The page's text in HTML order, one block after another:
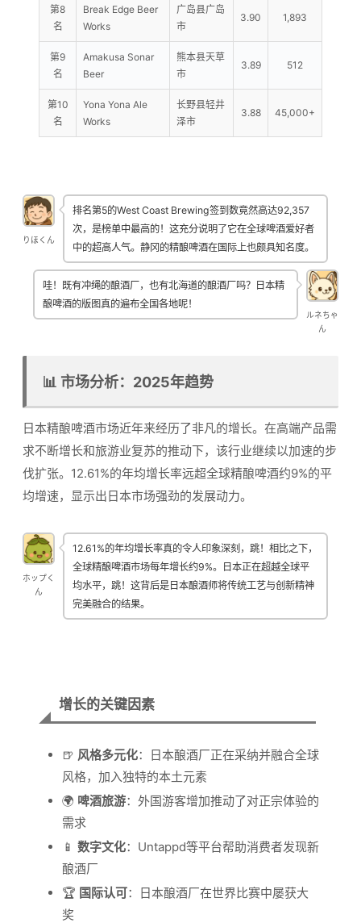
第8
名
Break Edge Beer
Works
广岛县广岛
市
3.90 1,893
第9
名
Amakusa Sonar
Beer
熊本县天草
市
3.89 512
第10
名
Yona Yona Ale
Works
长野县轻井
泽市
3.88 45,000+
りほくん
排名第5的West Coast Brewing签到数竟然高达92,357
次，是榜单中最高的！这充分说明了它在全球啤酒爱好者
中的超高人气。静冈的精酿啤酒在国际上也颇具知名度。
ルネちゃ
ん
哇！既有冲绳的酿酒厂，也有北海道的酿酒厂吗？日本精
酿啤酒的版图真的遍布全国各地呢！
📊 市场分析：2025年趋势
日本精酿啤酒市场近年来经历了非凡的增长。在高端产品需
求不断增长和旅游业复苏的推动下，该行业继续以加速的步
伐扩张。12.61%的年均增长率远超全球精酿啤酒约9%的平
均增速，显示出日本市场强劲的发展动力。
ホップく
ん
12.61%的年均增长率真的令人印象深刻，跳！相比之下，
全球精酿啤酒市场每年增长约9%。日本正在超越全球平
均水平，跳！这背后是日本酿酒师将传统工艺与创新精神
完美融合的结果。
增长的关键因素
🍺 风格多元化：日本酿酒厂正在采纳并融合全球
风格，加入独特的本土元素
🌍 啤酒旅游：外国游客增加推动了对正宗体验的
需求
📱 数字文化：Untappd等平台帮助消费者发现新
酿酒厂
🏆 国际认可：日本酿酒厂在世界比赛中屡获大
奖